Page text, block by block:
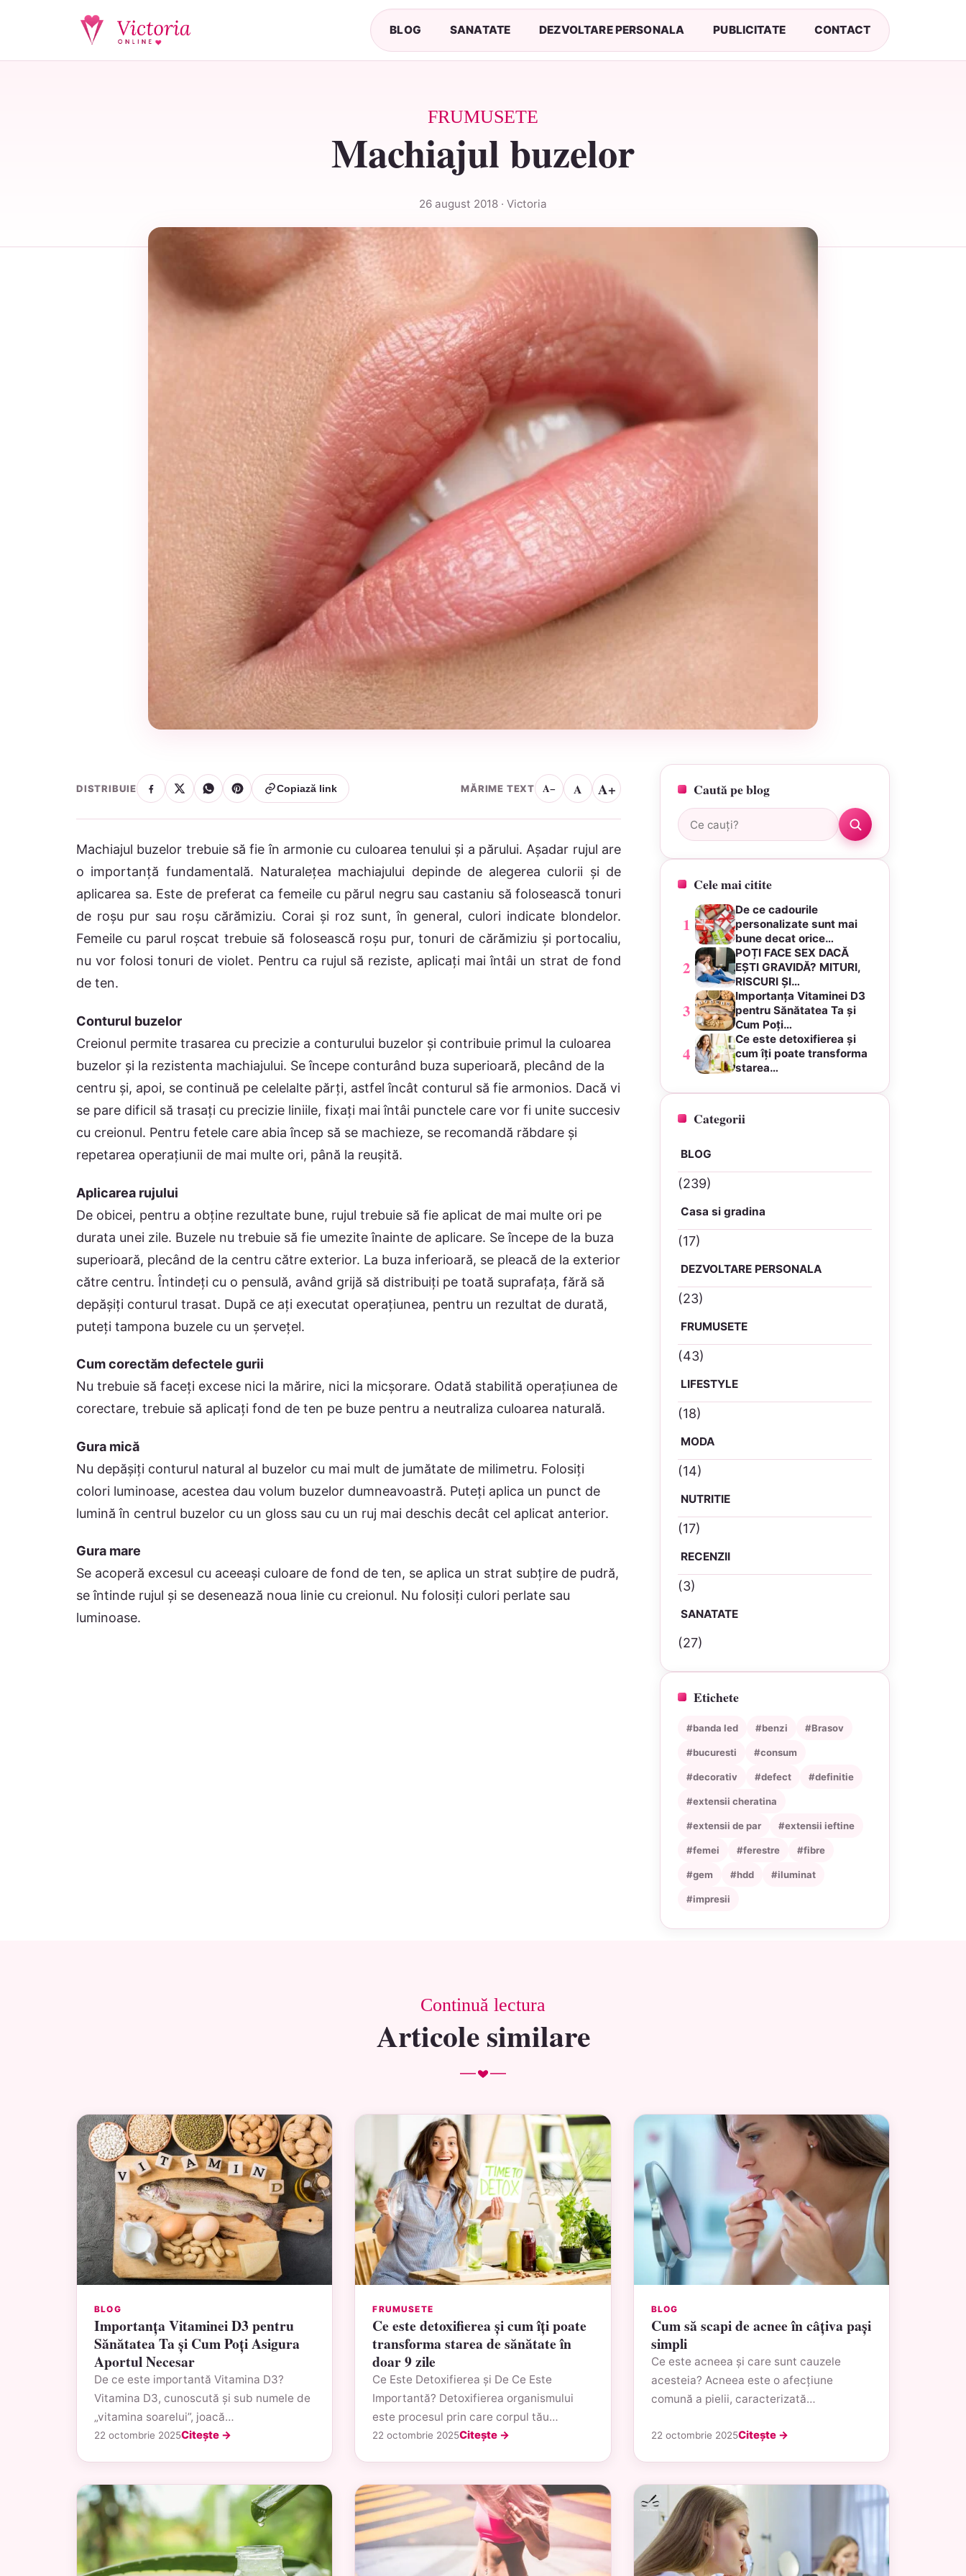
BLOG SANATATE DEZVOLTARE PERSONALA PUBLICITATE CONTACT
FRUMUSETE
Machiajul buzelor
26 august 2018 · Victoria
DISTRIBUIE Copiază link MĂRIME TEXT A− A A+
Machiajul buzelor trebuie să fie în armonie cu culoarea tenului și a părului. Așadar rujul are
o importanță fundamentală. Naturalețea machiajului depinde de alegerea culorii și de
aplicarea sa. Este de preferat ca femeile cu părul negru sau castaniu să folosească tonuri
de roșu pur sau roșu cărămiziu. Corai și roz sunt, în general, culori indicate blondelor.
Femeile cu parul roșcat trebuie să folosească roșu pur, tonuri de cărămiziu și portocaliu,
nu vor folosi tonuri de violet. Pentru ca rujul să reziste, aplicați mai întâi un strat de fond
de ten.
Conturul buzelor
Creionul permite trasarea cu precizie a conturului buzelor și contribuie primul la culoarea
buzelor și la rezistenta machiajului. Se începe conturând buza superioară, plecând de la
centru și, apoi, se continuă pe celelalte părți, astfel încât conturul să fie armonios. Dacă vi
se pare dificil să trasați cu precizie liniile, fixați mai întâi punctele care vor fi unite succesiv
cu creionul. Pentru fetele care abia încep să se machieze, se recomandă răbdare și
repetarea operațiunii de mai multe ori, până la reușită.
Aplicarea rujului
De obicei, pentru a obține rezultate bune, rujul trebuie să fie aplicat de mai multe ori pe
durata unei zile. Buzele nu trebuie să fie umezite înainte de aplicare. Se începe de la buza
superioară, plecând de la centru către exterior. La buza inferioară, se pleacă de la exterior
către centru. Întindeți cu o pensulă, având grijă să distribuiți pe toată suprafața, fără să
depășiți conturul trasat. După ce ați executat operațiunea, pentru un rezultat de durată,
puteți tampona buzele cu un șervețel.
Cum corectăm defectele gurii
Nu trebuie să faceți excese nici la mărire, nici la micșorare. Odată stabilită operațiunea de
corectare, trebuie să aplicați fond de ten pe buze pentru a neutraliza culoarea naturală.
Gura mică
Nu depășiți conturul natural al buzelor cu mai mult de jumătate de milimetru. Folosiți
colori luminoase, acestea dau volum buzelor dumneavoastră. Puteți aplica un punct de
lumină în centrul buzelor cu un gloss sau cu un ruj mai deschis decât cel aplicat anterior.
Gura mare
Se acoperă excesul cu aceeași culoare de fond de ten, se aplica un strat subțire de pudră,
se întinde rujul și se desenează noua linie cu creionul. Nu folosiți culori perlate sau
luminoase.
Caută pe blog
Caută:
Cele mai citite
1
De ce cadourile
personalizate sunt mai
bune decat orice…
2
POȚI FACE SEX DACĂ
EȘTI GRAVIDĂ? MITURI,
RISCURI ȘI…
3
Importanța Vitaminei D3
pentru Sănătatea Ta și
Cum Poți…
4
Ce este detoxifierea și
cum îți poate transforma
starea…
Categorii
BLOG
(239)
Casa si gradina
(17)
DEZVOLTARE PERSONALA
(23)
FRUMUSETE
(43)
LIFESTYLE
(18)
MODA
(14)
NUTRITIE
(17)
RECENZII
(3)
SANATATE
(27)
Etichete
#banda led #benzi #Brasov
#bucuresti #consum
#decorativ #defect #definitie
#extensii cheratina
#extensii de par #extensii ieftine
#femei #ferestre #fibre
#gem #hdd #iluminat
#impresii
Continuă lectura
Articole similare
BLOG
Importanța Vitaminei D3 pentru
Sănătatea Ta și Cum Poți Asigura
Aportul Necesar
De ce este importantă Vitamina D3?
Vitamina D3, cunoscută și sub numele de
„vitamina soarelui”, joacă…
22 octombrie 2025Citește →
FRUMUSETE
Ce este detoxifierea și cum îți poate
transforma starea de sănătate în
doar 9 zile
Ce Este Detoxifierea și De Ce Este
Importantă? Detoxifierea organismului
este procesul prin care corpul tău…
22 octombrie 2025Citește →
BLOG
Cum să scapi de acnee în câțiva pași
simpli
Ce este acneea și care sunt cauzele
acesteia? Acneea este o afecțiune
comună a pielii, caracterizată…
22 octombrie 2025Citește →